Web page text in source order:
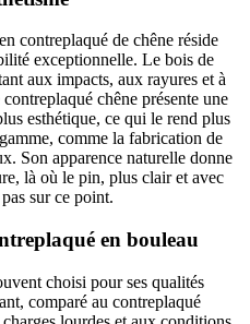
contreplaqué de chêne réside
exceptionnelle. Le bois de
aux impacts, aux rayures et à
chêne présente une
esthétique, ce qui le rend plus
comme la fabrication de
Son apparence naturelle donne
là où le pin, plus clair et avec
sur ce point.
en bouleau
choisi pour ses qualités
comparé au contreplaqué